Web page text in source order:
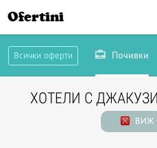
Ofertini
Всички оферти Почивки
ХОТЕЛИ С
ВИЖ